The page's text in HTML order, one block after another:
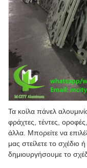
Τα κοίλα πάνελ
φράχτες, τέντες,
άλλα. Μπορείτε να
μας στείλετε το
δημιουργήσουμε το